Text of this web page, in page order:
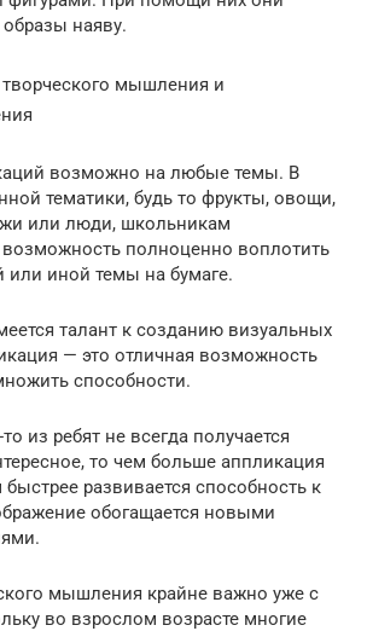
наяву.
творческого мышления и
возможно на любые темы. В
тематики, будь то фрукты, овощи,
или люди, школьникам
возможность полноценно воплотить
или иной темы на бумаге.
талант к созданию визуальных
— это отличная возможность
способности.
из ребят не всегда получается
то чем больше аппликация
быстрее развивается способность к
обогащается новыми
мышления крайне важно уже с
во взрослом возрасте многие